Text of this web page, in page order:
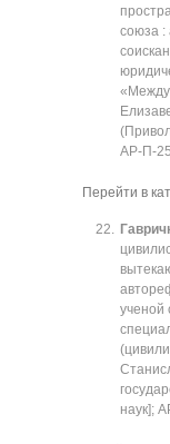
союза :
АР-П-
Перейти в
ученой
наук];